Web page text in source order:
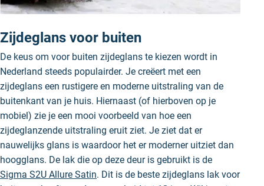
Zijdeglans voor buiten
De keus om voor buiten zijdeglans te kiezen wordt in
Nederland steeds populairder. Je creëert met een
zijdeglans een rustigere en moderne uitstraling van de
buitenkant van je huis. Hiernaast (of hierboven op je
mobiel) zie je een mooi voorbeeld van hoe een
zijdeglanzende uitstraling eruit ziet. Je ziet dat er
nauwelijks glans is waardoor het er moderner uitziet dan
hoogglans. De lak die op deze deur is gebruikt is de
Sigma S2U Allure Satin. Dit is de beste zijdeglans lak voor